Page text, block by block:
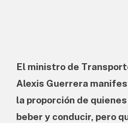
El ministro de
Alexis Guerrera
la proporción de
beber y conducir, pero